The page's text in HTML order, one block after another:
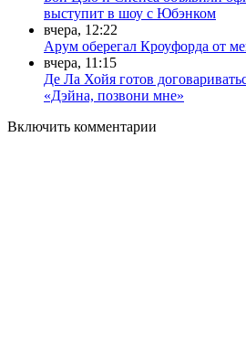
выступит в шоу с Юбэнком
вчера, 12:22
Арум оберегал Кроуфорда от
вчера, 11:15
Де Ла Хойя готов
«Дэйна, позвони мне»
Включить комментарии